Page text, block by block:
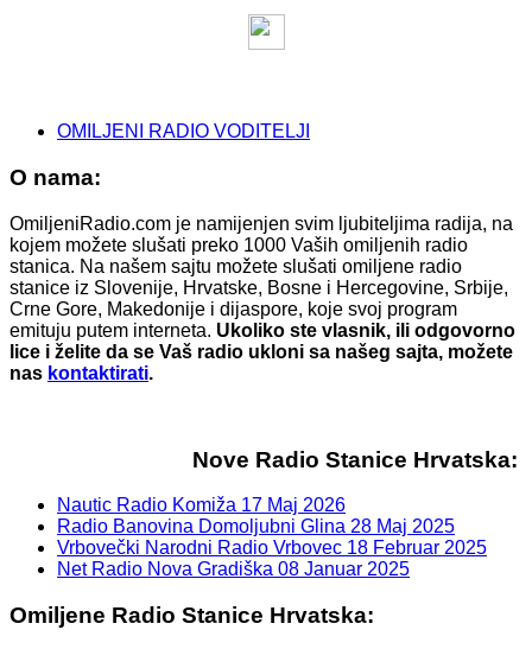
OMILJENI RADIO VODITELJI
O nama:
OmiljeniRadio.com je namijenjen svim ljubiteljima radija, na
kojem možete slušati preko 1000 Vaših omiljenih radio
stanica. Na našem sajtu možete slušati omiljene radio
stanice iz Slovenije, Hrvatske, Bosne i Hercegovine, Srbije,
Crne Gore, Makedonije i dijaspore, koje svoj program
emituju putem interneta. Ukoliko ste vlasnik, ili odgovorno
lice i želite da se Vaš radio ukloni sa našeg sajta, možete
nas kontaktirati.
Nove Radio Stanice Hrvatska:
Nautic Radio Komiža 17 Maj 2026
Radio Banovina Domoljubni Glina 28 Maj 2025
Vrbovečki Narodni Radio Vrbovec 18 Februar 2025
Net Radio Nova Gradiška 08 Januar 2025
Omiljene Radio Stanice Hrvatska: